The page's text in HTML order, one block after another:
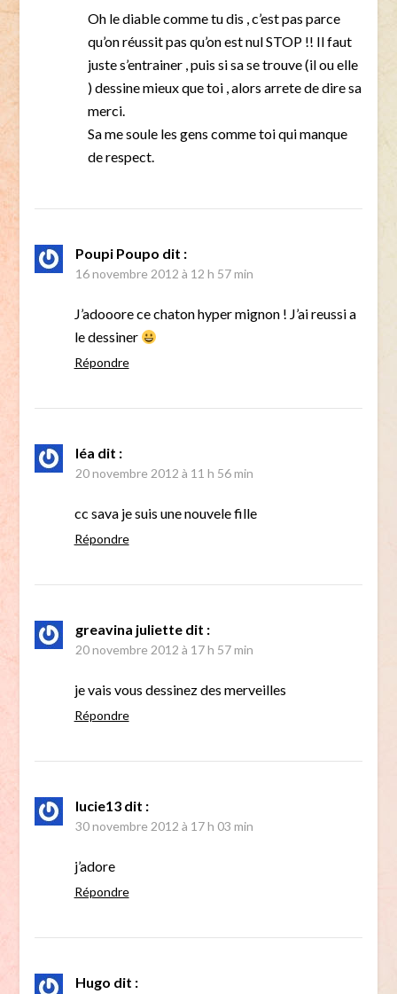
Oh le diable comme tu dis , c’est pas parce
qu’on réussit pas qu’on est nul STOP !! Il faut
juste s’entrainer , puis si sa se trouve (il ou elle
) dessine mieux que toi , alors arrete de dire sa
merci.
Sa me soule les gens comme toi qui manque
de respect.
Poupi Poupo dit :
16 novembre 2012 à 12 h 57 min
J’adooore ce chaton hyper mignon ! J’ai reussi a
le dessiner
Répondre
léa dit :
20 novembre 2012 à 11 h 56 min
cc sava je suis une nouvele fille
Répondre
greavina juliette dit :
20 novembre 2012 à 17 h 57 min
je vais vous dessinez des merveilles
Répondre
lucie13 dit :
30 novembre 2012 à 17 h 03 min
j’adore
Répondre
Hugo dit :